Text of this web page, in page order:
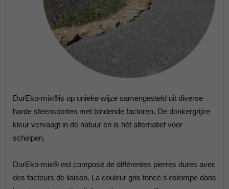
DurEko-mix®is op unieke wijze samengesteld uit diverse
harde steensoorten met bindende factoren. De donkergrijze
kleur vervaagt in de natuur en is hét alternatief voor
schelpen.
DurEko-mix® est composé de différentes pierres dures avec
des facteurs de liaison. La couleur gris foncé s'estompe dans